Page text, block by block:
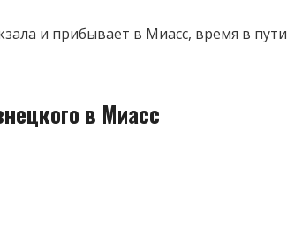
и прибывает в Миасс, время в пути
в Миасс